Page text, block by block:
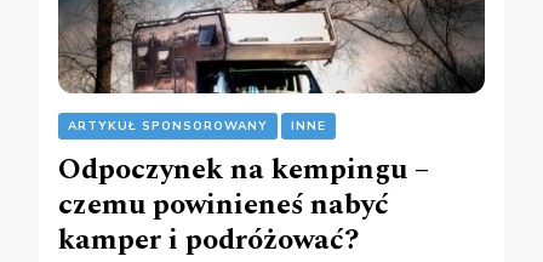
ARTYKUŁ SPONSOROWANY INNE
Odpoczynek na kempingu –
czemu powinieneś nabyć
kamper i podróżować?